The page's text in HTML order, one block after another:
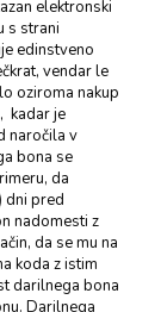
elektronski
s strani
edinstveno
vendar le
oziroma nakup
kadar je
naročila v
bona se
da
dni pred
nadomesti z
da se mu na
koda z istim
darilnega bona
Darilnega